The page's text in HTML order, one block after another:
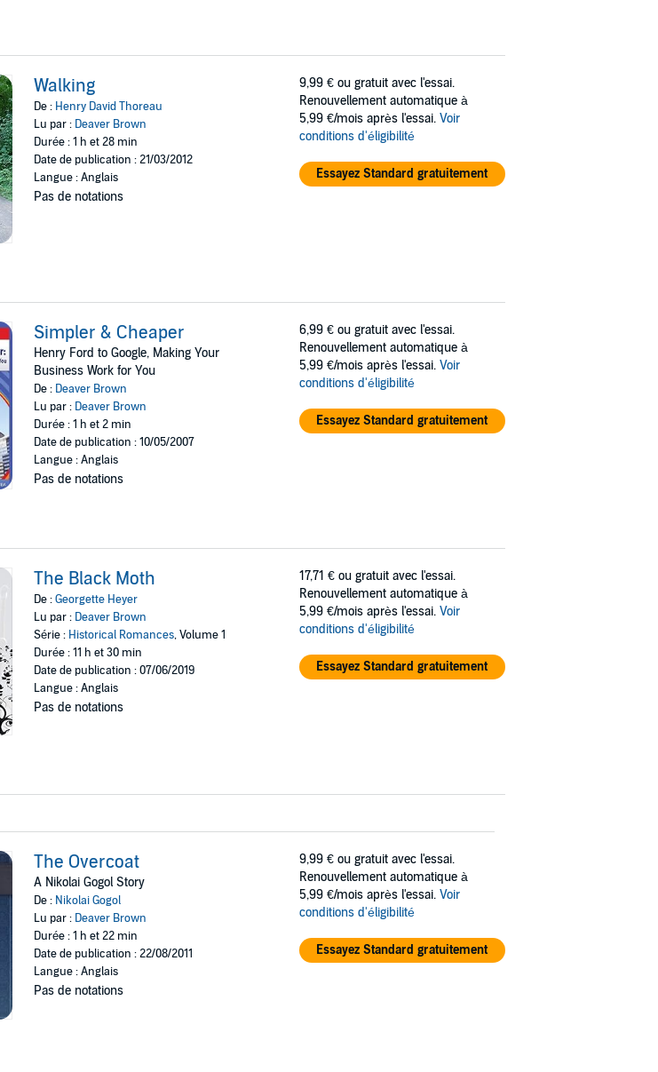
Walking
De : Henry David Thoreau
Lu par : Deaver Brown
Durée : 1 h et 28 min
Date de publication : 21/03/2012
Langue : Anglais
Pas de notations
9,99 € ou gratuit avec l'essai.
Renouvellement automatique à
5,99 €/mois après l'essai. Voir
conditions d'éligibilité
Essayez Standard gratuitement
Simpler & Cheaper
Henry Ford to Google, Making Your
Business Work for You
De : Deaver Brown
Lu par : Deaver Brown
Durée : 1 h et 2 min
Date de publication : 10/05/2007
Langue : Anglais
Pas de notations
6,99 € ou gratuit avec l'essai.
Renouvellement automatique à
5,99 €/mois après l'essai. Voir
conditions d'éligibilité
Essayez Standard gratuitement
The Black Moth
De :Georgette Heyer
Lu par : Deaver Brown
Série : Historical Romances, Volume 1
Durée : 11 h et 30 min
Date de publication : 07/06/2019
Langue : Anglais
Pas de notations
17,71 € ou gratuit avec l'essai.
Renouvellement automatique à
5,99 €/mois après l'essai. Voir
conditions d'éligibilité
Essayez Standard gratuitement
The Overcoat
A Nikolai Gogol Story
De : Nikolai Gogol
Lu par : Deaver Brown
Durée : 1 h et 22 min
Date de publication : 22/08/2011
Langue : Anglais
Pas de notations
9,99 € ou gratuit avec l'essai.
Renouvellement automatique à
5,99 €/mois après l'essai. Voir
conditions d'éligibilité
Essayez Standard gratuitement